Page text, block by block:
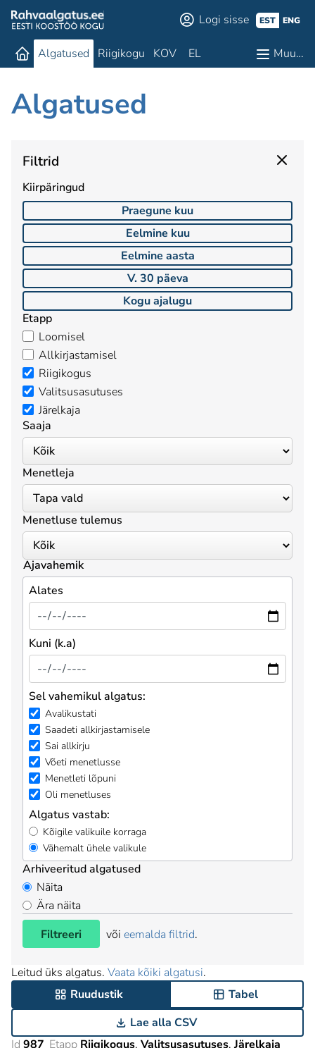
Logi sisse EST ENG
Algatused Riigikogu KOV EL Muu…
Algatused
Filtrid
Kiirpäringud
Praegune kuu
Eelmine kuu
Eelmine aasta
V. 30 päeva
Kogu ajalugu
Etapp
Loomisel
Allkirjastamisel
Riigikogus
Valitsusasutuses
Järelkaja
Saaja
Menetleja
Menetluse tulemus
Ajavahemik
Alates
Kuni (k.a)
Sel vahemikul algatus:
Avalikustati
Saadeti allkirjastamisele
Sai allkirju
Võeti menetlusse
Menetleti lõpuni
Oli menetluses
Algatus vastab:
Kõigile valikuile korraga
Vähemalt ühele valikule
Arhiveeritud algatused
Näita
Ära näita
Filtreeri
või eemalda filtrid.
Leitud üks algatus. Vaata kõiki algatusi.
Ruudustik
Tabel
Lae alla CSV
Id 987 Etapp Riigikogus Valitsusasutuses Järelkaja